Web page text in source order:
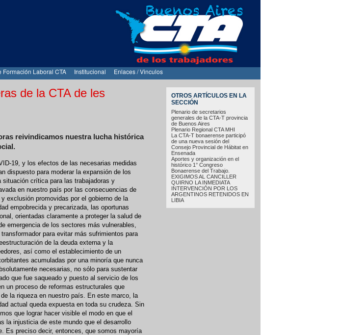
Formación Laboral CTA Institucional Enlaces / Vinculos
OTROS ARTÍCULOS EN LA
SECCIÓN
Plenario de secretarios
generales de la CTA-T provincia
de Buenos Aires
Plenario Regional CTA MHI
La CTA-T bonaerense participó
de una nueva sesión del
Consejo Provincial de Hábitat en
Ensenada
Aportes y organización en el
histórico 1° Congreso
Bonaerense del Trabajo.
EXIGIMOS AL CANCILLER
QUIRNO LA INMEDIATA
INTERVENCIÓN POR LOS
ARGENTINOS RETENIDOS EN
LIBIA
de la CTA de les
reivindicamos nuestra lucha histórica
19, y los efectos de las necesarias medidas
dispuesto para moderar la expansión de los
crítica para las trabajadoras y
en nuestro país por las consecuencias de
exclusión promovidas por el gobierno de la
empobrecida y precarizada, las oportunas
orientadas claramente a proteger la salud de
emergencia de los sectores más vulnerables,
para evitar más sufrimientos para
de la deuda externa y la
así como el establecimiento de un
acumuladas por una minoría que nunca
necesarias, no sólo para sustentar
que fue saqueado y puesto al servicio de los
un proceso de reformas estructurales que
la riqueza en nuestro país. En este marco, la
actual queda expuesta en toda su crudeza. Sin
que lograr hacer visible el modo en que el
la injusticia de este mundo que el desarrollo
Es preciso decir, entonces, que somos mayoría